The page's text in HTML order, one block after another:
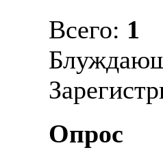
Всего: 1
Опрос